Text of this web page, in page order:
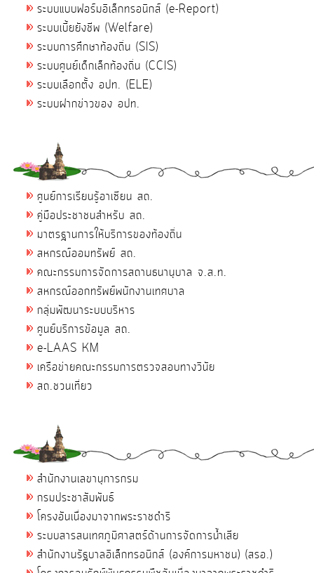
ระบบแบบฟอร์มอิเล็กทรอนิกส์ (e-Report)
ระบบเบี้ยยังชีพ (Welfare)
ระบบการศึกษาท้องถิ่น (SIS)
ระบบศูนย์เด็กเล็กท้องถิ่น (CCIS)
ระบบเลือกตั้ง อปท. (ELE)
ระบบฝากข่าวของ อปท.
ศูนย์การเรียนรู้อาเซียน สถ.
คู่มือประชาชนสำหรับ สถ.
มาตรฐานการให้บริการของท้องถิ่น
สหกรณ์ออมทรัพย์ สถ.
คณะกรรมการจัดการสถานธนานุบาล จ.ส.ท.
สหกรณ์ออกทรัพย์พนักงานเทศบาล
กลุ่มพัฒนาระบบบริหาร
ศูนย์บริการข้อมูล สถ.
e-LAAS KM
เครือข่ายคณะกรรมการตรวจสอบทางวินัย
สถ.ชวนเที่ยว
สำนักงานเลขานุการกรม
กรมประชาสัมพันธ์
โครงอันเนื่องมาจากพระราชดำริ
ระบบสารสนเทศภูมิศาสตร์ด้านการจัดการน้ำเสีย
สำนักงานรัฐบาลอิเล็กทรอนิกส์ (องค์การมหาชน) (สรอ.)